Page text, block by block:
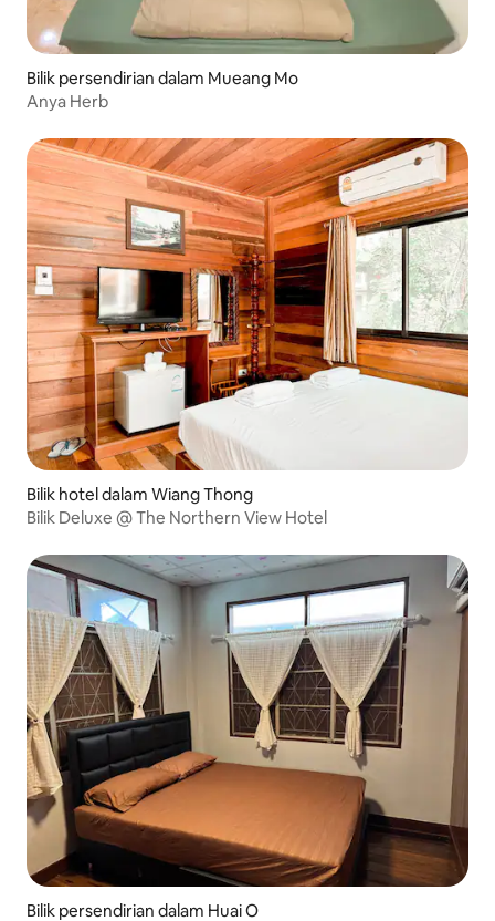
Bilik persendirian dalam Mueang Mo
Anya Herb
Bilik hotel dalam Wiang Thong
Bilik Deluxe @ The Northern View Hotel
Bilik persendirian dalam Huai O